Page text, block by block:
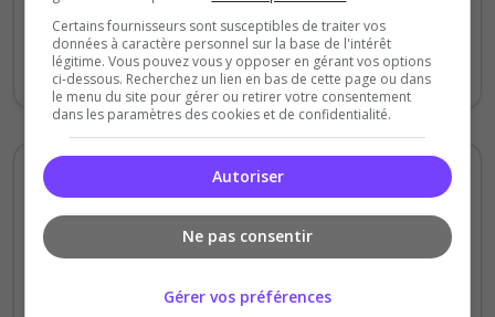
expérimentés sont toujours disponibles et
actifs pour aidés les débutants pour du
Lore et pour du Gameplay farm ou PVP.
/5
il y a 1 mois
Certains fournisseurs sont susceptibles de traiter vos
données à caractère personnel sur la base de l'intérêt
légitime. Vous pouvez vous y opposer en gérant vos options
ci-dessous. Recherchez un lien en bas de cette page ou dans
le menu du site pour gérer ou retirer votre consentement
dans les paramètres des cookies et de confidentialité.
Autoriser
Ne pas consentir
Gérer vos préférences